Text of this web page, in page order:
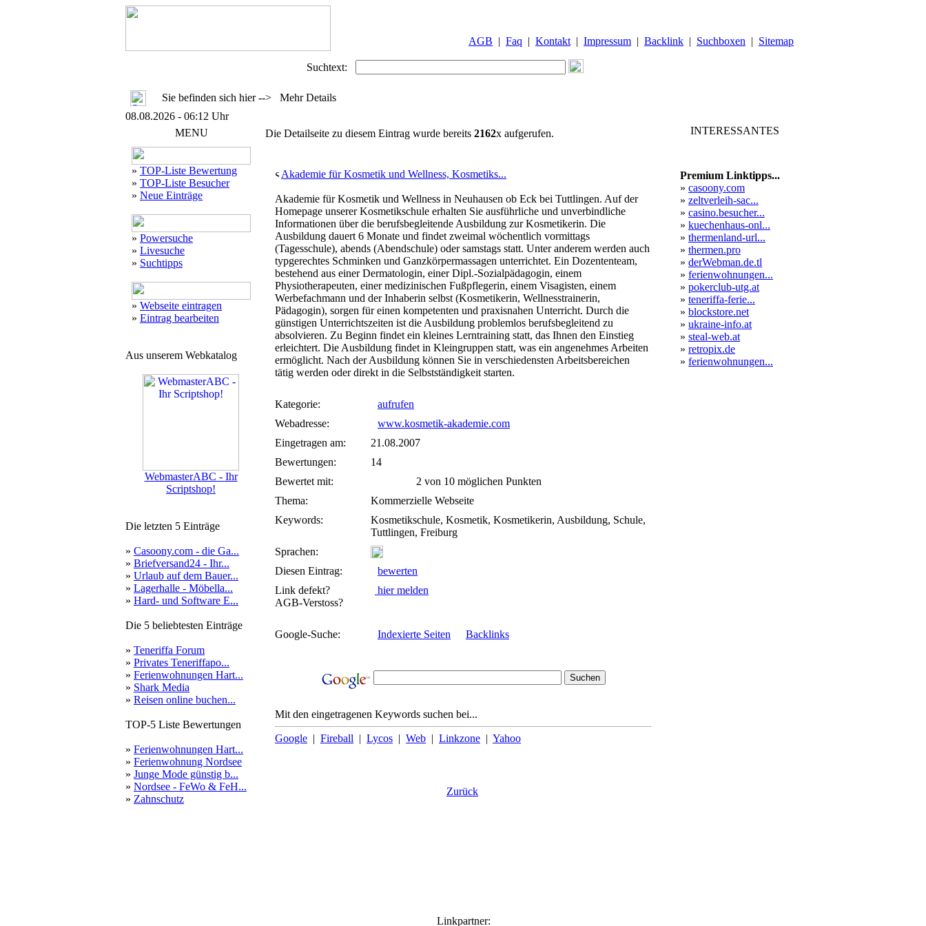
AGB | Faq | Kontakt | Impressum | Backlink | Suchboxen | Sitemap
Suchtext:
Sie befinden sich hier --> Mehr Details
08.08.2026 - 06:12 Uhr
MENU
» TOP-Liste Bewertung
» TOP-Liste Besucher
» Neue Einträge
» Powersuche
» Livesuche
» Suchtipps
» Webseite eintragen
» Eintrag bearbeiten
Aus unserem Webkatalog
WebmasterABC - Ihr
Scriptshop!
Die letzten 5 Einträge
» Casoony.com - die Ga...
» Briefversand24 - Ihr...
» Urlaub auf dem Bauer...
» Lagerhalle - Möbella...
» Hard- und Software E...
Die 5 beliebtesten Einträge
» Teneriffa Forum
» Privates Teneriffapo...
» Ferienwohnungen Hart...
» Shark Media
» Reisen online buchen...
TOP-5 Liste Bewertungen
» Ferienwohnungen Hart...
» Ferienwohnung Nordsee
» Junge Mode günstig b...
» Nordsee - FeWo & FeH...
» Zahnschutz
Die Detailseite zu diesem Eintrag wurde bereits 2162x aufgerufen.
Akademie für Kosmetik und Wellness, Kosmetiks...
Akademie für Kosmetik und Wellness in Neuhausen ob Eck bei Tuttlingen. Auf der
Homepage unserer Kosmetikschule erhalten Sie ausführliche und unverbindliche
Informationen über die berufsbegleitende Ausbildung zur Kosmetikerin. Die
Ausbildung dauert 6 Monate und findet zweimal wöchentlich vormittags
(Tagesschule), abends (Abendschule) oder samstags statt. Unter anderem werden auch
typgerechtes Schminken und Ganzkörpermassagen unterrichtet. Ein Dozententeam,
bestehend aus einer Dermatologin, einer Dipl.-Sozialpädagogin, einem
Physiotherapeuten, einer medizinischen Fußpflegerin, einem Visagisten, einem
Werbefachmann und der Inhaberin selbst (Kosmetikerin, Wellnesstrainerin,
Pädagogin), sorgen für einen kompetenten und praxisnahen Unterricht. Durch die
günstigen Unterrichtszeiten ist die Ausbildung problemlos berufsbegleitend zu
absolvieren. Zu Beginn findet ein kleines Lerntraining statt, das Ihnen den Einstieg
erleichtert. Die Ausbildung findet in Kleingruppen statt, was ein angenehmes Arbeiten
ermöglicht. Nach der Ausbildung können Sie in verschiedensten Arbeitsbereichen
tätig werden oder direkt in die Selbstständigkeit starten.
Kategorie:
aufrufen
Webadresse:
www.kosmetik-akademie.com
Eingetragen am:
21.08.2007
Bewertungen:
14
Bewertet mit:
2 von 10 möglichen Punkten
Thema:
Kommerzielle Webseite
Keywords:
Kosmetikschule, Kosmetik, Kosmetikerin, Ausbildung, Schule,
Tuttlingen, Freiburg
Sprachen:
Diesen Eintrag:
bewerten
Link defekt?
AGB-Verstoss?
hier melden
Google-Suche: Indexierte Seiten Backlinks
Mit den eingetragenen Keywords suchen bei...
Google | Fireball | Lycos | Web | Linkzone | Yahoo
Zurück
INTERESSANTES
Premium Linktipps...
» casoony.com
» zeltverleih-sac...
» casino.besucher...
» kuechenhaus-onl...
» thermenland-url...
» thermen.pro
» derWebman.de.tl
» ferienwohnungen...
» pokerclub-utg.at
» teneriffa-ferie...
» blockstore.net
» ukraine-info.at
» steal-web.at
» retropix.de
» ferienwohnungen...
Linkpartner: